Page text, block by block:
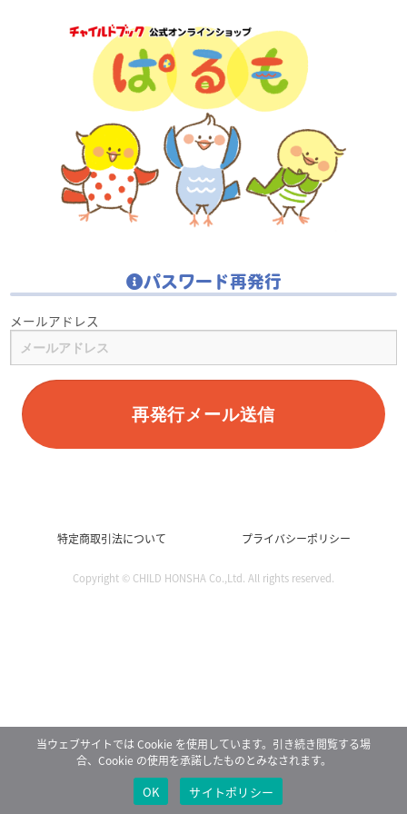
パスワード再発行
メールアドレス
再発行メール送信
当ウェブサイトでは Cookie を使用しています。引き続き閲覧する場
合、Cookie の使用を承諾したものとみなされます。
OK サイトポリシー
特定商取引法について プライバシーポリシー
Copyright © CHILD HONSHA Co.,Ltd. All rights reserved.